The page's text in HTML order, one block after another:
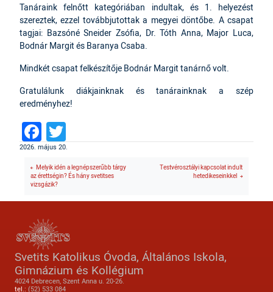
Tanáraink felnőtt kategóriában indultak, és 1. helyezést
szereztek, ezzel továbbjutottak a megyei döntőbe. A csapat
tagjai: Bazsóné Sneider Zsófia, Dr. Tóth Anna, Major Luca,
Bodnár Margit és Baranya Csaba.
Mindkét csapat felkészítője Bodnár Margit tanárnő volt.
Gratulálunk diákjainknak és tanárainknak a szép
eredményhez!
Facebook
2026. május 20.
Melyik idén a legnépszerűbb tárgy
az érettségin? És hány svetitses
vizsgázik?
Testvérosztályi kapcsolat indult
hetedikeseinkkel
Svetits Katolikus Óvoda, Általános Iskola,
Gimnázium és Kollégium
4024 Debrecen, Szent Anna u. 20-26.
tel.: (52) 533 084